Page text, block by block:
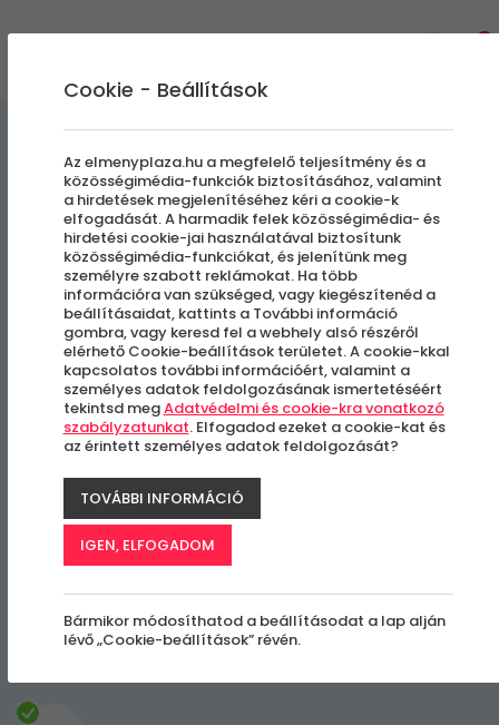
Romantikus vacsora a
Rudas Bistroban
Budapest, I. kerület
-18%
Cookie - Beállítások
Az elmenyplaza.hu a megfelelő teljesítmény és a
közösségimédia-funkciók biztosításához, valamint
a hirdetések megjelenítéséhez kéri a cookie-k
elfogadását. A harmadik felek közösségimédia- és
hirdetési cookie-jai használatával biztosítunk
közösségimédia-funkciókat, és jelenítünk meg
személyre szabott reklámokat. Ha több
információra van szükséged, vagy kiegészítenéd a
beállításaidat, kattints a További információ
gombra, vagy keresd fel a webhely alsó részéről
elérhető Cookie-beállítások területet. A cookie-kkal
kapcsolatos további információért, valamint a
személyes adatok feldolgozásának ismertetéséért
tekintsd megAdatvédelmi és cookie-kra vonatkozó
szabályzatunkat. Elfogadod ezeket a cookie-kat és
az érintett személyes adatok feldolgozását?
TOVÁBBI INFORMÁCIÓ
IGEN, ELFOGADOM
Bármikor módosíthatod a beállításodat a lap alján
lévő „Cookie-beállítások” révén.